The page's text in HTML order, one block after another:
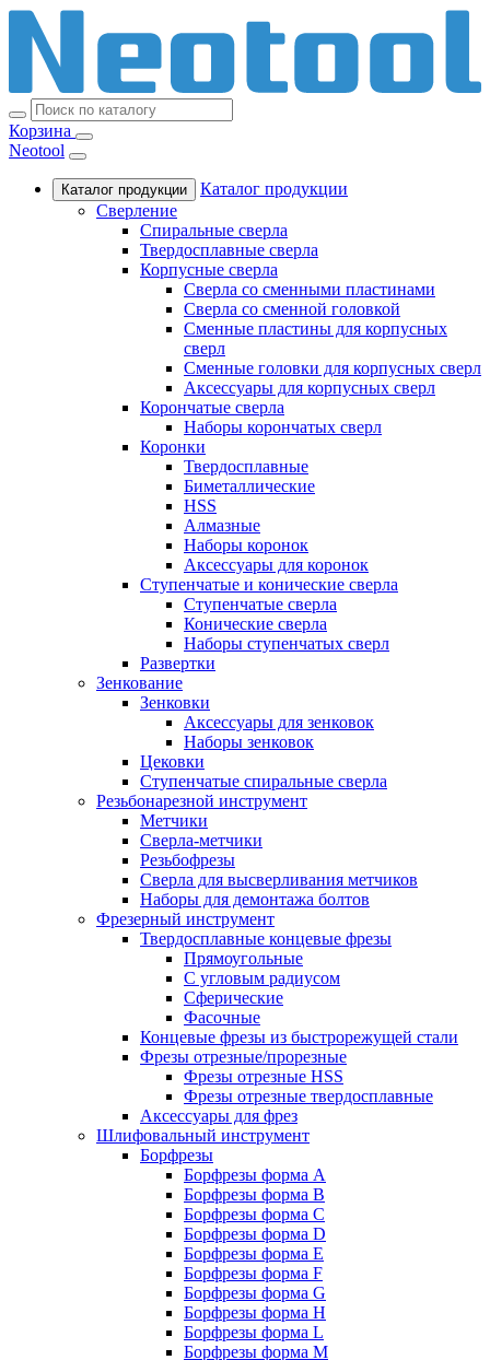
Корзина
Neotool
Каталог продукции
Каталог продукции
Сверление
Спиральные сверла
Твердосплавные сверла
Корпусные сверла
Сверла со сменными пластинами
Сверла со сменной головкой
Сменные пластины для корпусных
сверл
Сменные головки для корпусных сверл
Аксессуары для корпусных сверл
Корончатые сверла
Наборы корончатых сверл
Коронки
Твердосплавные
Биметаллические
HSS
Алмазные
Наборы коронок
Аксессуары для коронок
Ступенчатые и конические сверла
Ступенчатые сверла
Конические сверла
Наборы ступенчатых сверл
Развертки
Зенкование
Зенковки
Аксессуары для зенковок
Наборы зенковок
Цековки
Ступенчатые спиральные сверла
Резьбонарезной инструмент
Метчики
Сверла-метчики
Резьбофрезы
Сверла для высверливания метчиков
Наборы для демонтажа болтов
Фрезерный инструмент
Твердосплавные концевые фрезы
Прямоугольные
С угловым радиусом
Сферические
Фасочные
Концевые фрезы из быстрорежущей стали
Фрезы отрезные/прорезные
Фрезы отрезные HSS
Фрезы отрезные твердосплавные
Аксессуары для фрез
Шлифовальный инструмент
Борфрезы
Борфрезы форма A
Борфрезы форма B
Борфрезы форма C
Борфрезы форма D
Борфрезы форма E
Борфрезы форма F
Борфрезы форма G
Борфрезы форма H
Борфрезы форма L
Борфрезы форма M